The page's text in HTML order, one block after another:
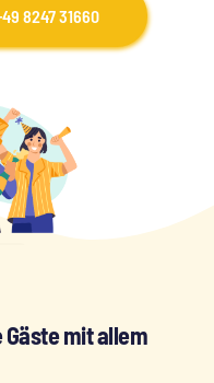
8247 31660
mit allem